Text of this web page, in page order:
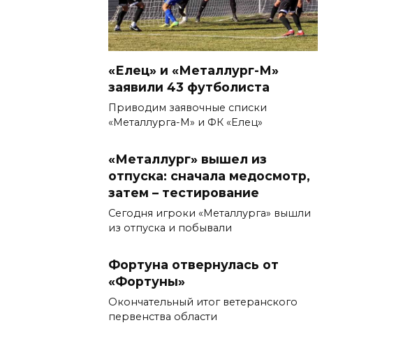
«Елец» и «Металлург-М»
заявили 43 футболиста
Приводим заявочные списки
«Металлурга-М» и ФК «Елец»
«Металлург» вышел из
отпуска: сначала медосмотр,
затем – тестирование
Сегодня игроки «Металлурга» вышли
из отпуска и побывали
Фортуна отвернулась от
«Фортуны»
Окончательный итог ветеранского
первенства области